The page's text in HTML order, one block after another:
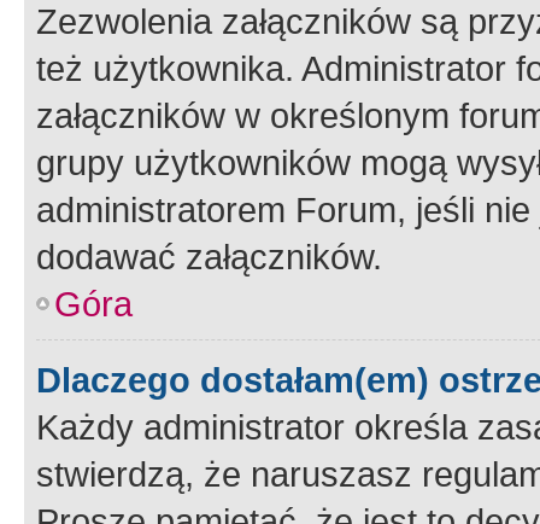
Zezwolenia załączników są
też użytkownika. Administrator
załączników w określonym
grupy użytkowników mogą
administratorem Forum, jeśli
dodawać załączników.
Góra
Dlaczego dostałam(em)
Każdy administrator określa
stwierdzą, że naruszasz